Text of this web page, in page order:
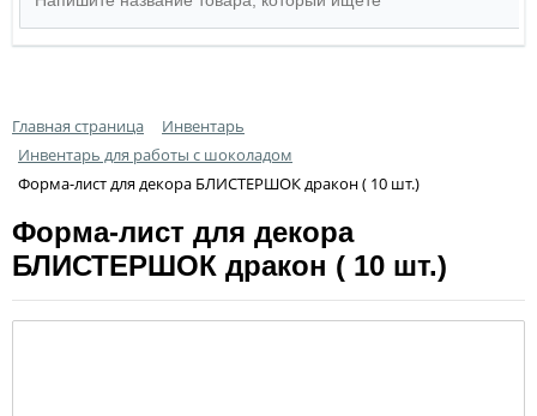
Главная страница
Инвентарь
Инвентарь для работы с шоколадом
Форма-лист для декора БЛИСТЕРШОК дракон ( 10 шт.)
Форма-лист для декора
БЛИСТЕРШОК дракон ( 10 шт.)